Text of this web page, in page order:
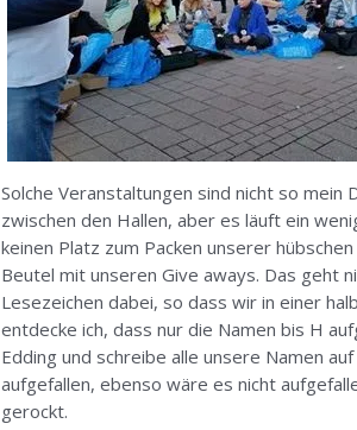
Solche Veranstaltungen sind nicht so
zwischen den Hallen, aber es läuft ein
keinen Platz zum Packen unserer
Beutel mit unseren Give aways. Das geht
Lesezeichen dabei, so dass wir in einer
entdecke ich, dass nur die Namen bis H
Edding und schreibe alle unsere Namen
aufgefallen, ebenso wäre es nicht
gerockt.